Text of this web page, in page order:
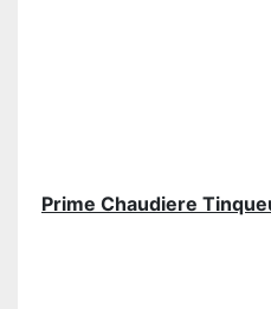
Prime Chaudiere